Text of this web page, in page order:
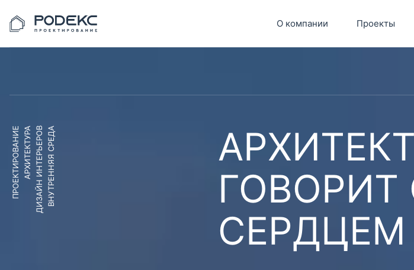
О компании Проекты
ПРОЕКТИРОВАНИЕАРХИТЕКТУРАДИЗАЙН ИНТЕРЬЕРОВВНУТРЕННЯЯ СРЕДА
СЕРДЦЕМ